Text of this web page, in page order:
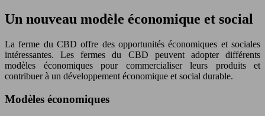
Un nouveau modèle économique et social
La ferme du CBD offre des opportunités économiques et sociales
intéressantes. Les fermes du CBD peuvent adopter différents
modèles économiques pour commercialiser leurs produits et
contribuer à un développement économique et social durable.
Modèles économiques